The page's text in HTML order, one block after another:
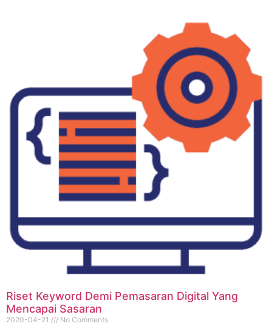
Riset Keyword Demi Pemasaran Digital Yang
Mencapai Sasaran
2020-04-21 No Comments